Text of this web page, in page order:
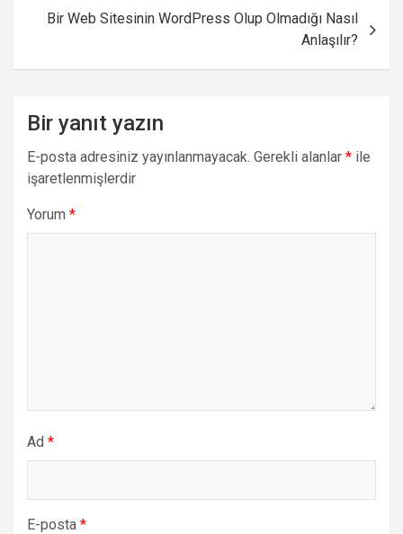
Bir Web Sitesinin WordPress Olup Olmadığı Nasıl
Anlaşılır?
Bir yanıt yazın
E-posta adresiniz yayınlanmayacak. Gerekli alanlar * ile
işaretlenmişlerdir
Yorum *
Ad *
E-posta *